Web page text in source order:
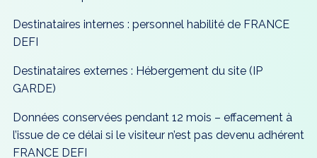
Destinataires internes : personnel habilité de FRANCE
DEFI
Destinataires externes : Hébergement du site (IP
GARDE)
Données conservées pendant 12 mois – effacement à
l’issue de ce délai si le visiteur n’est pas devenu adhérent
FRANCE DEFI